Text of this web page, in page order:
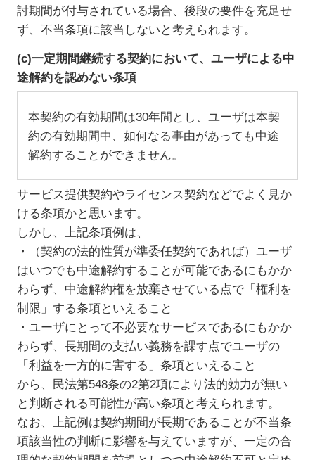
討期間が付与されている場合、後段の要件を充足せ
ず、不当条項に該当しないと考えられます。
(c)一定期間継続する契約において、ユーザによる中
途解約を認めない条項
本契約の有効期間は30年間とし、ユーザは本契
約の有効期間中、如何なる事由があっても中途
解約することができません。
サービス提供契約やライセンス契約などでよく見か
ける条項かと思います。
しかし、上記条項例は、
・（契約の法的性質が準委任契約であれば）ユーザ
はいつでも中途解約することが可能であるにもかか
わらず、中途解約権を放棄させている点で「権利を
制限」する条項といえること
・ユーザにとって不必要なサービスであるにもかか
わらず、長期間の支払い義務を課す点でユーザの
「利益を一方的に害する」条項といえること
から、民法第548条の2第2項により法的効力が無い
と判断される可能性が高い条項と考えられます。
なお、上記例は契約期間が長期であることが不当条
項該当性の判断に影響を与えていますが、一定の合